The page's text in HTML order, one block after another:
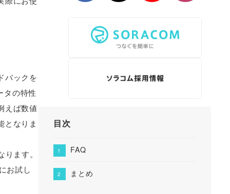
バックを
の特性
えば数値
となりま
ます。
お試し
目次
FAQ
まとめ